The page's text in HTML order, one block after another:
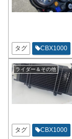
タグ CBX1000
ライダー＆その他
タグ CBX1000